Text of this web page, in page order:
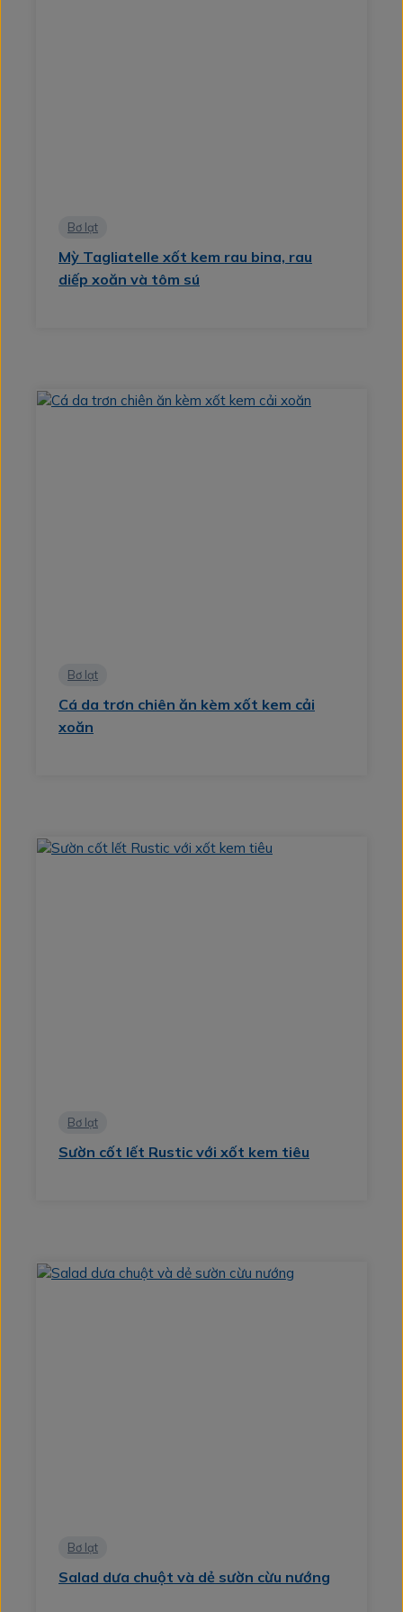
Bơ lạt
Mỳ Tagliatelle xốt kem rau bina, rau
diếp xoăn và tôm sú
Bơ lạt
Cá da trơn chiên ăn kèm xốt kem cải
xoăn
Bơ lạt
Sườn cốt lết Rustic với xốt kem tiêu
Bơ lạt
Salad dưa chuột và dẻ sườn cừu nướng